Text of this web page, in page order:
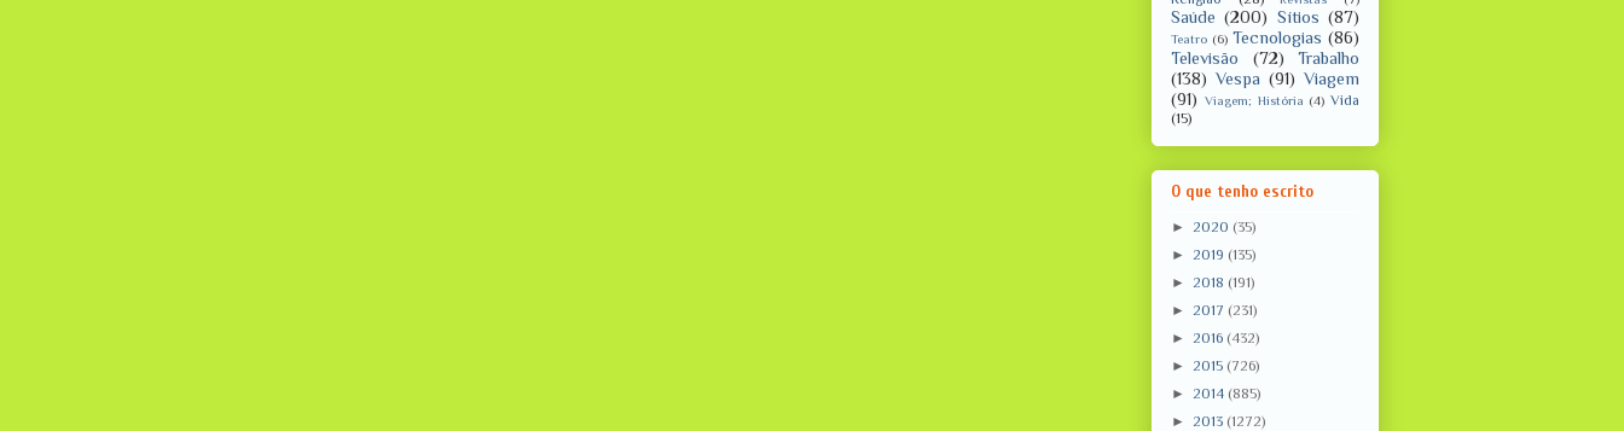
Saúde (200) Sítios (87)
Teatro (6) Tecnologias (86)
Televisão
(72)
Trabalho
(138) Vespa (91) Viagem
(91) Viagem; História (4) Vida
(15)
O que tenho escrito
► 2020 (35)
► 2019 (135)
► 2018 (191)
► 2017 (231)
► 2016 (432)
► 2015 (726)
► 2014 (885)
► 2013 (1272)